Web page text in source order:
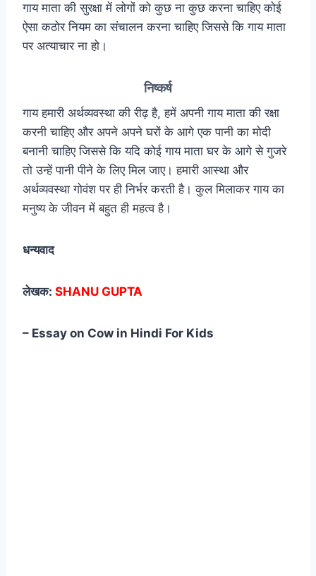
गाय माता की सुरक्षा में लोगों को कुछ ना कुछ करना चाहिए कोई
ऐसा कठोर नियम का संचालन करना चाहिए जिससे कि गाय माता
पर अत्याचार ना हो।
निष्कर्ष
गाय हमारी अर्थव्यवस्था की रीढ़ है, हमें अपनी गाय माता की रक्षा
करनी चाहिए और अपने अपने घरों के आगे एक पानी का मोदी
बनानी चाहिए जिससे कि यदि कोई गाय माता घर के आगे से गुजरे
तो उन्हें पानी पीने के लिए मिल जाए। हमारी आस्था और
अर्थव्यवस्था गोवंश पर ही निर्भर करती है। कुल मिलाकर गाय का
मनुष्य के जीवन में बहुत ही महत्व है।
धन्यवाद
लेखक: SHANU GUPTA
– Essay on Cow in Hindi For Kids